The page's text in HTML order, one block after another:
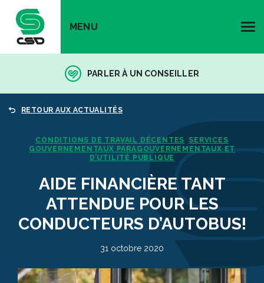
MENU
PARLER À UN CONSEILLER
RETOUR AUX ACTUALITÉS
CONDITIONS DE TRAVAIL DÉCENTES SERVICES
GOUVERNEMENTAUX PARAGOUVERNEMENTAUX ET
D’UTILITÉ PUBLIQUE
AIDE FINANCIÈRE TANT
ATTENDUE POUR LES
CONDUCTEURS D’AUTOBUS!
31 octobre 2020